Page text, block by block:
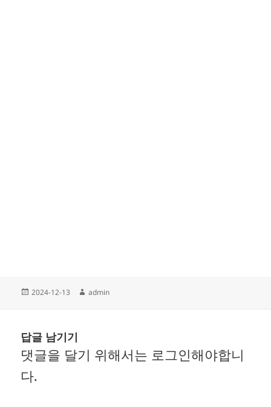
작
2024-12-13
글
admin
답글 남기기
댓글을 달기 위해서는 로그인해야합니
다.